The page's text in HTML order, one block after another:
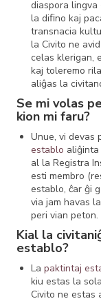
diaspora
la diﬁno kaj
transnacia
la Civito ne
celas klerigan,
kaj toleremo
aliĝas la
Se mi volas
kion mi faru?
Unue, vi devas
establo
al la Registra
esti membro
establo, ĉar ĝi
via jam havas
peri vian peton.
Kial la
establo?
La paktintaj
kiu estas la
Civito ne estas